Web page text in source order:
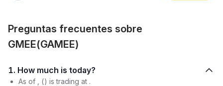
Preguntas frecuentes sobre
GMEE(GAMEE)
1. How much is today?
As of , () is trading at .